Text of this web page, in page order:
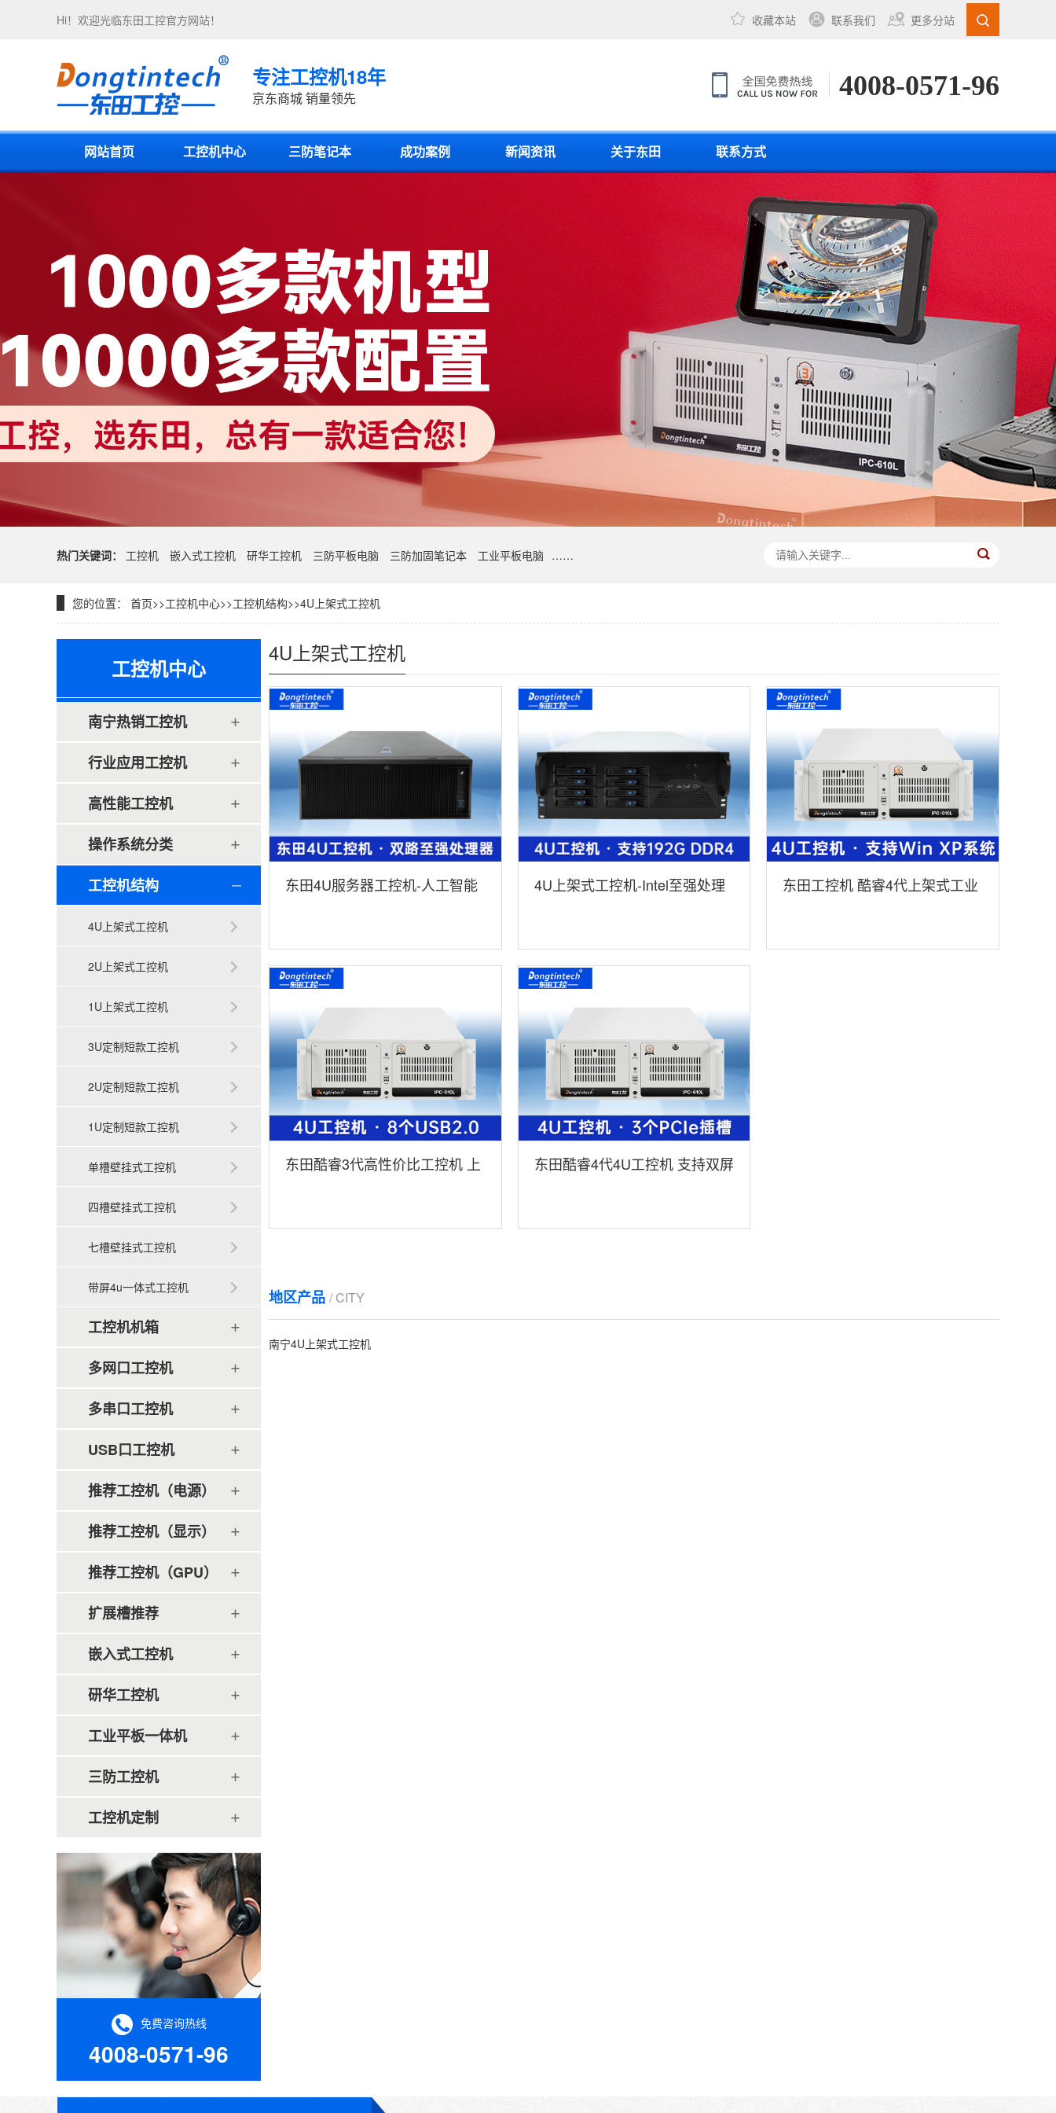
收藏本站 联系我们 更多分站
Hi！欢迎光临东田工控官方网站！
专注工控机18年
京东商城 销量领先 4008-0571-96
网站首页 工控机中心 三防笔记本 成功案例 新闻资讯 关于东田 联系方式
热门关键词： 工控机 嵌入式工控机 研华工控机 三防平板电脑 三防加固笔记本 工业平板电脑 ……
您的位置： 首页>>工控机中心>>工控机结构>>4U上架式工控机
工控机中心
南宁热销工控机
行业应用工控机
高性能工控机
操作系统分类
工控机结构
4U上架式工控机
2U上架式工控机
1U上架式工控机
3U定制短款工控机
2U定制短款工控机
1U定制短款工控机
单槽壁挂式工控机
四槽壁挂式工控机
七槽壁挂式工控机
带屏4u一体式工控机
工控机机箱
多网口工控机
多串口工控机
USB口工控机
推荐工控机（电源）
推荐工控机（显示）
推荐工控机（GPU）
扩展槽推荐
嵌入式工控机
研华工控机
工业平板一体机
三防工控机
工控机定制
免费咨询热线
4008-0571-96
4U上架式工控机
东田4U服务器工控机-人工智能
荐|DT-46508-BC621MZ
4U上架式工控机-Intel至强处理
定|DT-46308-WX621MA
东田工控机 酷睿4代上架式工业
东田酷睿3代高性价比工控机 上
东田酷睿4代4U工控机 支持双屏
610L-BH81MA
地区产品 / CITY
南宁4U上架式工控机